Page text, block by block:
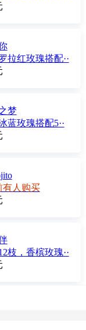
拉红玫瑰搭配··
梦
蓝玫瑰搭配5··
有人购买
枝，香槟玫瑰··